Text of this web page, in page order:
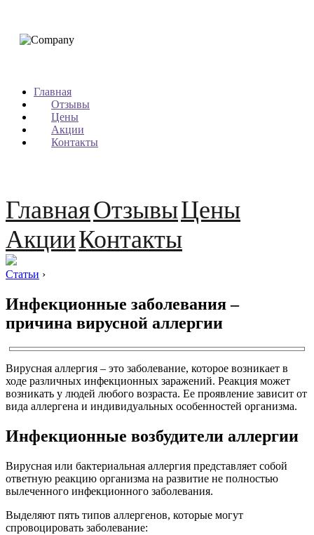
Главная
Отзывы
Цены
Акции
Контакты
ГлавнаяОтзывыЦены
АкцииКонтакты
Статьи ›
Инфекционные заболевания –
причина вирусной аллергии
Вирусная аллергия – это заболевание, которое возникает в
ходе различных инфекционных заражений. Реакция может
возникать у людей любого возраста. Ее проявление зависит от
вида аллергена и индивидуальных особенностей организма.
Инфекционные возбудители аллергии
Вирусная или бактериальная аллергия представляет собой
ответную реакцию организма на развитие не полностью
вылеченного инфекционного заболевания.
Выделяют пять типов аллергенов, которые могут
спровоцировать заболевание: